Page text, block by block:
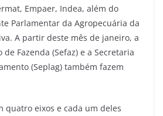
Empaer, Indea, além do
Parlamentar da Agropecuária da
A partir deste mês de janeiro, a
Fazenda (Sefaz) e a Secretaria
(Seplag) também fazem
quatro eixos e cada um deles